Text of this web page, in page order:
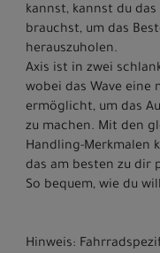
kannst, kannst du
brauchst, um das
herauszuholen.
Axis ist in zwei
wobei das Wave
ermöglicht, um das
zu machen. Mit den
Handling-Merkmalen
das am besten zu dir
So bequem, wie du
Hinweis: